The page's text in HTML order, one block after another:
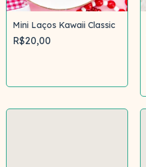
Mini Laços Kawaii Classic
R$20,00